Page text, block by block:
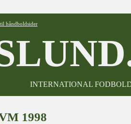
håndboldsider
INTERNATIONAL
1998